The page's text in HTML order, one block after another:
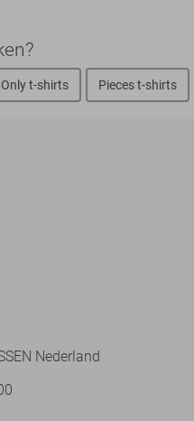
Only t-shirts Pieces t-shirts
Nederland